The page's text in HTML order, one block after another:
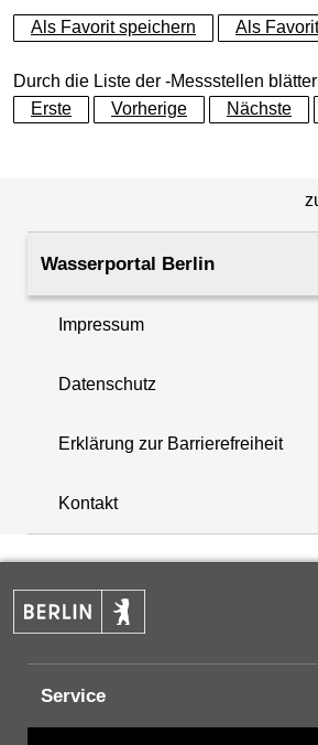
+
−
+
−
Als Favorit speichern Als
Durch die Liste der -Messstellen
Erste
Vorherige Nächste
Wasserportal Berlin
Impressum
Datenschutz
Erklärung zur Barrierefreiheit
Kontakt
Service